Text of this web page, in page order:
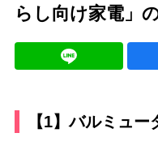
らし向け家電」
【1】バルミュー